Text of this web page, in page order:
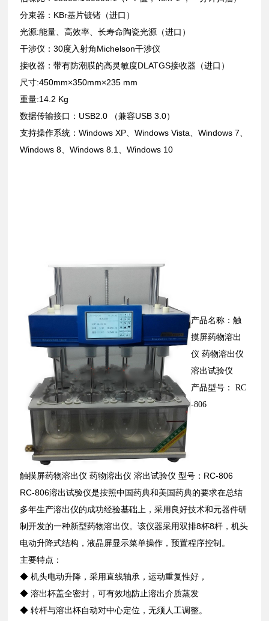
分束器：KBr基片镀锗（进口）
光源:能量、高效率、长寿命陶瓷光源（进口）
干涉仪：30度入射角Michelson干涉仪
接收器：带有防潮膜的高灵敏度DLATGS接收器（进口）
尺寸:450mm×350mm×235 mm
重量:14.2 Kg
数据传输接口：USB2.0 （兼容USB 3.0）
支持操作系统：Windows XP、Windows Vista、Windows 7、
Windows 8、Windows 8.1、Windows 10
产品名称：触
摸屏药物溶出
仪 药物溶出仪
溶出试验仪
产品型号： RC
-806
触摸屏药物溶出仪 药物溶出仪 溶出试验仪 型号：RC-806
RC-806溶出试验仪是按照中国药典和美国药典的要求在总结
多年生产溶出仪的成功经验基础上，采用良好技术和元器件研
制开发的一种新型药物溶出仪。该仪器采用双排8杯8杆，机头
电动升降式结构，液晶屏显示菜单操作，预置程序控制。
主要特点：
◆ 机头电动升降，采用直线轴承，运动重复性好，
◆ 溶出杯盖全密封，可有效地防止溶出介质蒸发
◆ 转杆与溶出杯自动对中心定位，无须人工调整。